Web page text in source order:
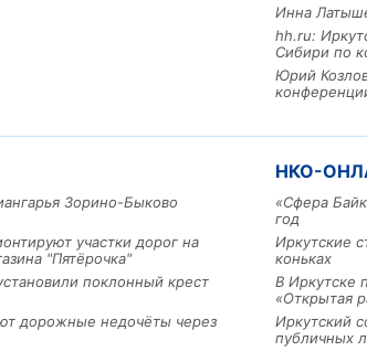
Инна
hh.ru:
Сибири по
Юрий
Зорино-Быково
участки дорог на
"Пятёрочка"
поклонный крест
дорожные недочёты через
НКО-
«Сфера
год
Иркутские
коньках
В Иркутске
«Открытая
Иркутский
публичных